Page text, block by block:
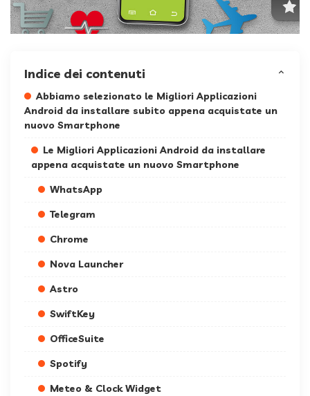
Indice dei contenuti
Abbiamo selezionato le Migliori Applicazioni
Android da installare subito appena acquistate un
nuovo Smartphone
Le Migliori Applicazioni Android da installare
appena acquistate un nuovo Smartphone
WhatsApp
Telegram
Chrome
Nova Launcher
Astro
SwiftKey
OfficeSuite
Spotify
Meteo & Clock Widget